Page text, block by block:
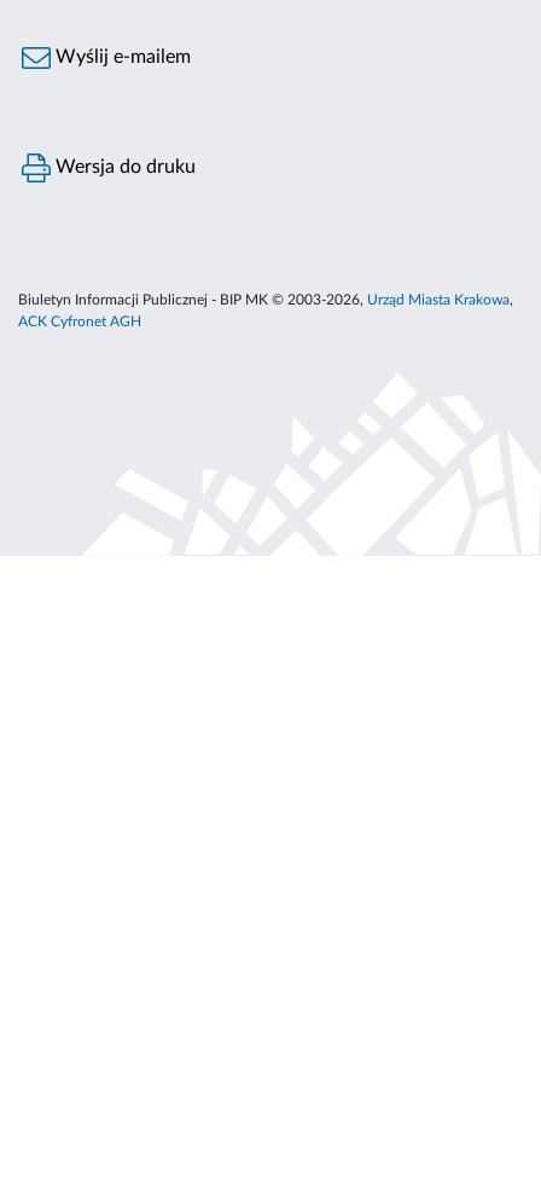
Wyślij e-mailem
Wersja do druku
Biuletyn Informacji Publicznej - BIP MK © 2003-2026, Urząd Miasta Krakowa,
ACK Cyfronet AGH